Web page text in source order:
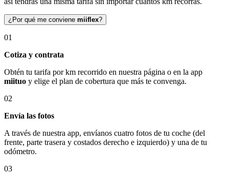
¿Por qué me conviene miiflex?
01
Cotiza y contrata
Obtén tu tarifa por km recorrido en nuestra página o en la app
miituo y elige el plan de cobertura que más te convenga.
02
Envía las fotos
A través de nuestra app, envíanos cuatro fotos de tu coche (del
frente, parte trasera y costados derecho e izquierdo) y una de tu
odómetro.
03